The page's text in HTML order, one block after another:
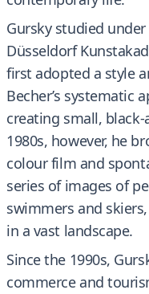
Gursky studied
Düsseldorf
first adopted a style
Becher’s systematic
creating small,
1980s, however, he
colour film and
series of images of
swimmers and
in a vast landscape.
Since the 1990s,
commerce and